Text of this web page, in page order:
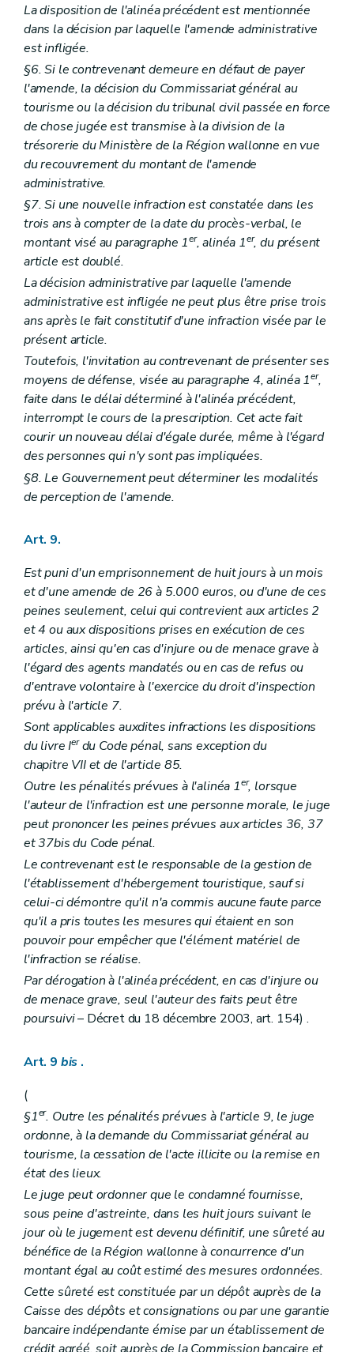
La disposition de l'alinéa précédent est mentionnée
dans la décision par laquelle l'amende administrative
est infligée.
§6. Si le contrevenant demeure en défaut de payer
l'amende, la décision du Commissariat général au
tourisme ou la décision du tribunal civil passée en force
de chose jugée est transmise à la division de la
trésorerie du Ministère de la Région wallonne en vue
du recouvrement du montant de l'amende
administrative.
§7. Si une nouvelle infraction est constatée dans les
trois ans à compter de la date du procès-verbal, le
montant visé au paragraphe 1er, alinéa 1er, du présent
article est doublé.
La décision administrative par laquelle l'amende
administrative est infligée ne peut plus être prise trois
ans après le fait constitutif d'une infraction visée par le
présent article.
Toutefois, l'invitation au contrevenant de présenter ses
moyens de défense, visée au paragraphe 4, alinéa 1er,
faite dans le délai déterminé à l'alinéa précédent,
interrompt le cours de la prescription. Cet acte fait
courir un nouveau délai d'égale durée, même à l'égard
des personnes qui n'y sont pas impliquées.
§8. Le Gouvernement peut déterminer les modalités
de perception de l'amende.
Art. 9.
Est puni d'un emprisonnement de huit jours à un mois
et d'une amende de 26 à 5.000 euros, ou d'une de ces
peines seulement, celui qui contrevient aux articles 2
et 4 ou aux dispositions prises en exécution de ces
articles, ainsi qu'en cas d'injure ou de menace grave à
l'égard des agents mandatés ou en cas de refus ou
d'entrave volontaire à l'exercice du droit d'inspection
prévu à l'article 7.
Sont applicables auxdites infractions les dispositions
du livre Ierdu Code pénal, sans exception du
chapitre VII et de l'article 85.
Outre les pénalités prévues à l'alinéa 1er, lorsque
l'auteur de l'infraction est une personne morale, le juge
peut prononcer les peines prévues aux articles 36, 37
et 37bis du Code pénal.
Le contrevenant est le responsable de la gestion de
l'établissement d'hébergement touristique, sauf si
celui-ci démontre qu'il n'a commis aucune faute parce
qu'il a pris toutes les mesures qui étaient en son
pouvoir pour empêcher que l'élément matériel de
l'infraction se réalise.
Par dérogation à l'alinéa précédent, en cas d'injure ou
de menace grave, seul l'auteur des faits peut être
poursuivi– Décret du 18 décembre 2003, art. 154) .
Art. 9 bis .
(
§1er. Outre les pénalités prévues à l'article 9, le juge
ordonne, à la demande du Commissariat général au
tourisme, la cessation de l'acte illicite ou la remise en
état des lieux.
Le juge peut ordonner que le condamné fournisse,
sous peine d'astreinte, dans les huit jours suivant le
jour où le jugement est devenu définitif, une sûreté au
bénéfice de la Région wallonne à concurrence d'un
montant égal au coût estimé des mesures ordonnées.
Cette sûreté est constituée par un dépôt auprès de la
Caisse des dépôts et consignations ou par une garantie
bancaire indépendante émise par un établissement de